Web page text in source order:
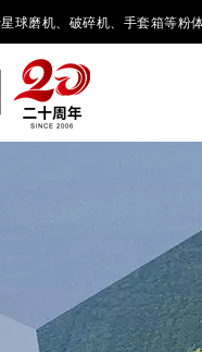
球磨机、破碎机、手套箱等粉